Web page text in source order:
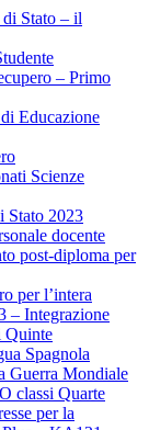
Stato – il
– Primo
Educazione
Scienze
Stato 2023
docente
post-diploma per
per l’intera
– Integrazione
Quinte
Spagnola
Guerra Mondiale
classi Quarte
per la